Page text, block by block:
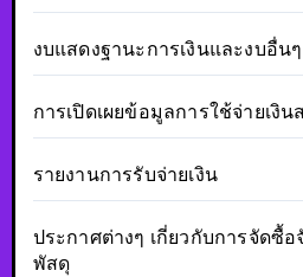
งบแสดงฐานะการเงินและงบอื่นๆ
การเปิดเผยข้อมูลการใช้จ่ายเงิน
รายงานการรับจ่ายเงิน
ประกาศต่างๆ เกี่ยวกับการจัดซื้
พัสดุ